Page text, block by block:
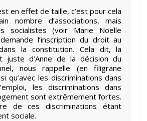
en effet de taille, c’est pour cela
nombre d’associations, mais
socialistes (voir Marie Noelle
l’inscription du droit au
la constitution. Cela dit, la
juste d’Anne de la décision du
nous rappelle (en filigrane
qu’avec les discriminations dans
les discriminations dans
sont extrêmement fortes.
de ces discriminations étant
sociale.